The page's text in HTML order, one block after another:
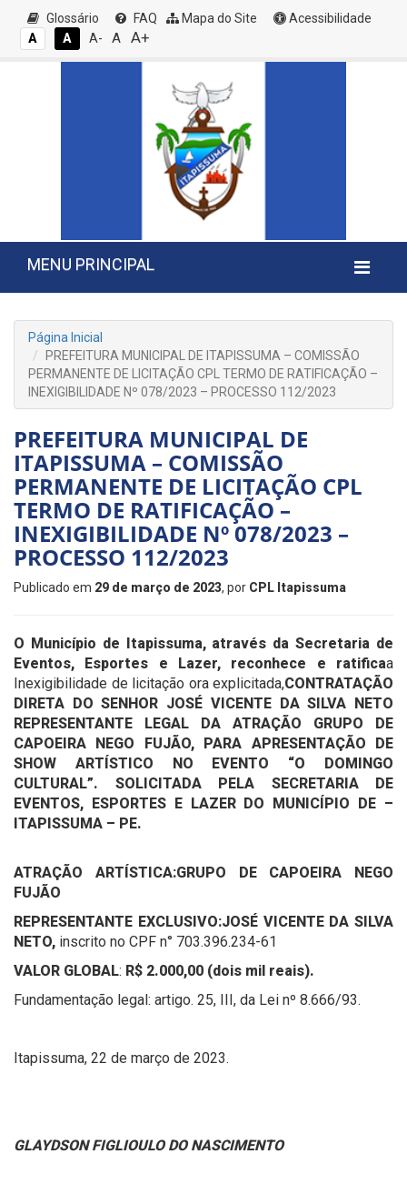
Glossário FAQ Mapa do Site
Acessibilidade
A
A A- A A+
MENU PRINCIPAL
Página Inicial
PREFEITURA MUNICIPAL DE ITAPISSUMA – COMISSÃO
PERMANENTE DE LICITAÇÃO CPL TERMO DE RATIFICAÇÃO –
INEXIGIBILIDADE Nº 078/2023 – PROCESSO 112/2023
PREFEITURA MUNICIPAL DE
ITAPISSUMA – COMISSÃO
PERMANENTE DE LICITAÇÃO CPL
TERMO DE RATIFICAÇÃO –
INEXIGIBILIDADE Nº 078/2023 –
PROCESSO 112/2023
Publicado em 29 de março de 2023, por CPL Itapissuma
O Município de Itapissuma, através da Secretaria de
Eventos, Esportes e Lazer, reconhece e ratificaa
Inexigibilidade de licitação ora explicitada,CONTRATAÇÃO
DIRETA DO SENHOR JOSÉ VICENTE DA SILVA NETO
REPRESENTANTE LEGAL DA ATRAÇÃO GRUPO DE
CAPOEIRA NEGO FUJÃO, PARA APRESENTAÇÃO DE
SHOW ARTÍSTICO NO EVENTO “O DOMINGO
CULTURAL”. SOLICITADA PELA SECRETARIA DE
EVENTOS, ESPORTES E LAZER DO MUNICÍPIO DE –
ITAPISSUMA – PE.
ATRAÇÃO ARTÍSTICA:GRUPO DE CAPOEIRA NEGO
FUJÃO
REPRESENTANTE EXCLUSIVO:JOSÉ VICENTE DA SILVA
NETO, inscrito no CPF n° 703.396.234-61
VALOR GLOBAL: R$ 2.000,00 (dois mil reais).
Fundamentação legal: artigo. 25, III, da Lei nº 8.666/93.
Itapissuma, 22 de março de 2023.
GLAYDSON FIGLIOULO DO NASCIMENTO